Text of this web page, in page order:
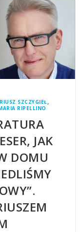
SZCZYGIEŁ,
RIPELLINO
JAK
DOMU